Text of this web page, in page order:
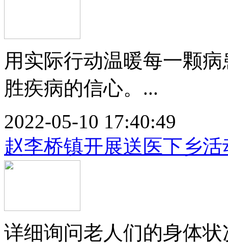
用实际行动温暖每一颗
胜疾病的信心。...
2022-05-10 17:40:49
赵李桥镇开展送医下乡活
详细询问老人们的身体